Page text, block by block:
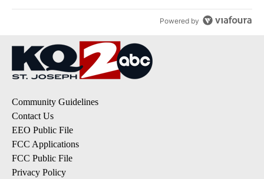
Powered by
Community Guidelines
Contact Us
EEO Public File
FCC Applications
FCC Public File
Privacy Policy